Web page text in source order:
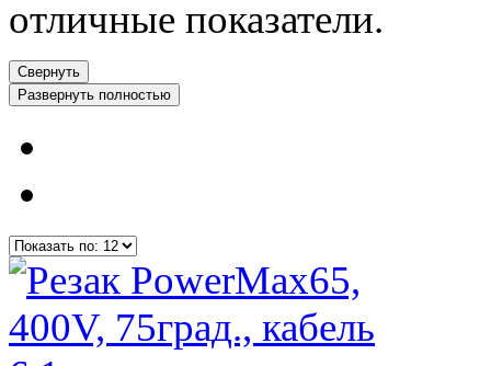
отличные показатели.
Свернуть
Развернуть полностью